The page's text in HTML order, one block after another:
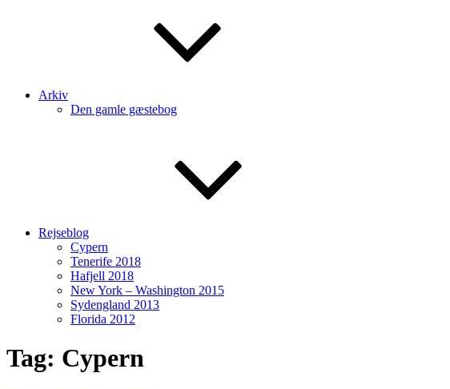
Arkiv
Den gamle gæstebog
Rejseblog
Cypern
Tenerife 2018
Hafjell 2018
New York – Washington 2015
Sydengland 2013
Florida 2012
Tag: Cypern